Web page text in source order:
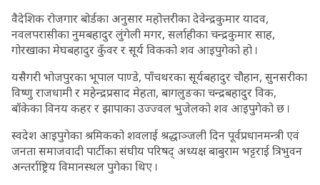
वैदेशिक रोजगार बोर्डका अनुसार महोत्तरीका देवेन्द्रकुमार यादव,
नवलपरासीका नुमबहादुर लुंगेली मगर, सर्लाहीका चन्द्रकुमार साह,
गोरखाका मेघबहादुर कुँवर र सूर्य विकको शव आइपुगेको हो ।
यसैगरी भोजपुरका भूपाल पाण्डे, पाँचथरका सूर्यबहादुर चौहान, सुनसरीका
विष्णु राजधामी र महेन्द्रप्रसाद मेहता, बागलुङका चन्द्रबहादुर विक,
बाँकेका विनय कहर र झापाका उज्ज्वल भुजेलको शव आइपुगेको छ ।
स्वदेश आइपुगेका श्रमिकको शवलाई श्रद्धाञ्जली दिन पूर्वप्रधानमन्त्री एवं
जनता समाजवादी पार्टीका संघीय परिषद् अध्यक्ष बाबुराम भट्टराई त्रिभुवन
अन्तर्राष्ट्रिय विमानस्थल पुगेका थिए ।